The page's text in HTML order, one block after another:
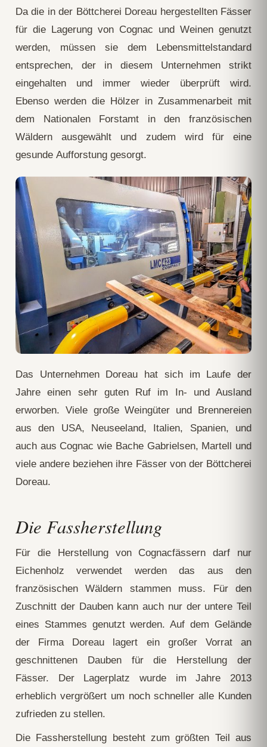
Da die in der Böttcherei Doreau hergestellten Fässer
für die Lagerung von Cognac und Weinen genutzt
werden, müssen sie dem Lebensmittelstandard
entsprechen, der in diesem Unternehmen strikt
eingehalten und immer wieder überprüft wird.
Ebenso werden die Hölzer in Zusammenarbeit mit
dem Nationalen Forstamt in den französischen
Wäldern ausgewählt und zudem wird für eine
gesunde Aufforstung gesorgt.
Das Unternehmen Doreau hat sich im Laufe der
Jahre einen sehr guten Ruf im In- und Ausland
erworben. Viele große Weingüter und Brennereien
aus den USA, Neuseeland, Italien, Spanien, und
auch aus Cognac wie Bache Gabrielsen, Martell und
viele andere beziehen ihre Fässer von der Böttcherei
Doreau.
Die Fassherstellung
Für die Herstellung von Cognacfässern darf nur
Eichenholz verwendet werden das aus den
französischen Wäldern stammen muss. Für den
Zuschnitt der Dauben kann auch nur der untere Teil
eines Stammes genutzt werden. Auf dem Gelände
der Firma Doreau lagert ein großer Vorrat an
geschnittenen Dauben für die Herstellung der
Fässer. Der Lagerplatz wurde im Jahre 2013
erheblich vergrößert um noch schneller alle Kunden
zufrieden zu stellen.
Die Fassherstellung besteht zum größten Teil aus